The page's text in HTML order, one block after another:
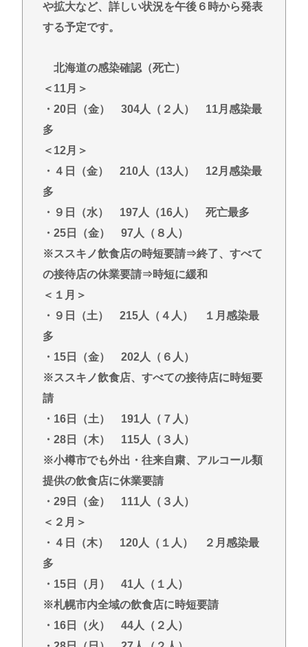
Powered by livedoor 相互RSS
や拡大など、詳しい状況を午後６時から発表
する予定です。
北海道の感染確認（死亡）
＜11月＞
・20日（金） 304人（２人） 11月感染最
多
＜12月＞
・４日（金） 210人（13人） 12月感染最
多
・９日（水） 197人（16人） 死亡最多
・25日（金） 97人（８人）
※ススキノ飲食店の時短要請⇒終了、すべて
の接待店の休業要請⇒時短に緩和
＜１月＞
・９日（土） 215人（４人） １月感染最
多
・15日（金） 202人（６人）
※ススキノ飲食店、すべての接待店に時短要
請
・16日（土） 191人（７人）
・28日（木） 115人（３人）
※小樽市でも外出・往来自粛、アルコール類
提供の飲食店に休業要請
・29日（金） 111人（３人）
＜２月＞
・４日（木） 120人（１人） ２月感染最
多
・15日（月） 41人（１人）
※札幌市内全域の飲食店に時短要請
・16日（火） 44人（２人）